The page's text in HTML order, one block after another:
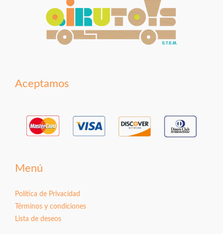
Aceptamos
Menú
Política de Privacidad
Términos y condiciones
Lista de deseos